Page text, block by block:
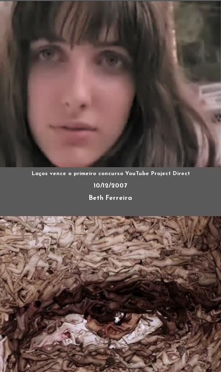
Laços vence o primeiro concurso YouTube Project Direct
10/12/2007
Beth Ferreira